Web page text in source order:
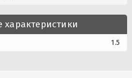
характеристики
1.5